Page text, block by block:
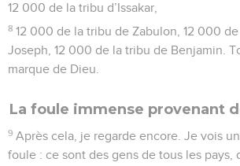
12 000 de la tribu d’Issakar,
8 12 000 de la tribu de Zabulon, 12 000
Joseph, 12 000 de la tribu de Benjamin.
marque de Dieu.
La foule immense provenant
9 Après cela, je regarde encore. Je vois
foule : ce sont des gens de tous les pays,